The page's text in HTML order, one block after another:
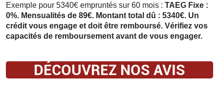
Exemple pour 5340€ empruntés sur 60 mois : TAEG Fixe :
0%. Mensualités de 89€. Montant total dû : 5340€. Un
crédit vous engage et doit être remboursé. Vérifiez vos
capacités de remboursement avant de vous engager.
DÉCOUVREZ NOS AVIS